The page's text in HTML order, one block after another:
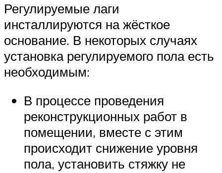
Регулируемые лаги
инсталлируются на жёсткое
основание. В некоторых случаях
установка регулируемого пола есть
необходимым:
В процессе проведения
реконструкционных работ в
помещении, вместе с этим
происходит снижение уровня
пола, установить стяжку не